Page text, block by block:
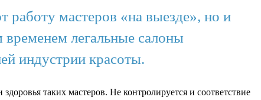
работу мастеров «на выезде», но и
легальные салоны
индустрии красоты.
таких мастеров. Не контролируется и соответствие